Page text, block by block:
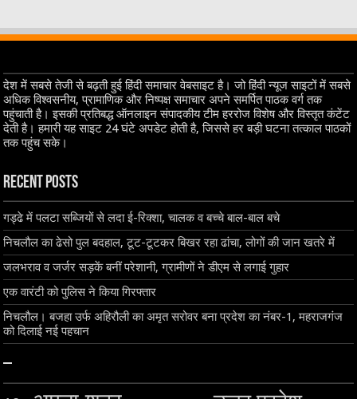
देश में सबसे तेजी से बढ़ती हुई हिंदी समाचार वेबसाइट है। जो हिंदी न्यूज साइटों में सबसे
अधिक विश्वसनीय, प्रामाणिक और निष्पक्ष समाचार अपने समर्पित पाठक वर्ग तक
पहुंचाती है। इसकी प्रतिबद्ध ऑनलाइन संपादकीय टीम हररोज विशेष और विस्तृत कंटेंट
देती है। हमारी यह साइट 24 घंटे अपडेट होती है, जिससे हर बड़ी घटना तत्काल पाठकों
तक पहुंच सके।
Recent Posts
गड्ढे में पलटा सब्जियों से लदा ई-रिक्शा, चालक व बच्चे बाल-बाल बचे
निचलौल का ढेसो पुल बदहाल, टूट-टूटकर बिखर रहा ढांचा, लोगों की जान खतरे में
जलभराव व जर्जर सड़कें बनीं परेशानी, ग्रामीणों ने डीएम से लगाई गुहार
एक वारंटी को पुलिस ने किया गिरफ्तार
निचलौल। बजहा उर्फ अहिरौली का अमृत सरोवर बना प्रदेश का नंबर-1, महराजगंज
को दिलाई नई पहचान
–